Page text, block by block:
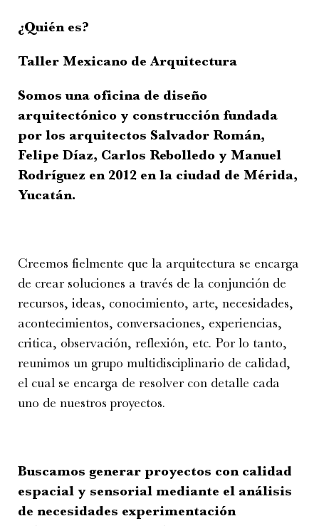
¿Quién es?
Taller Mexicano de Arquitectura
Somos una oficina de diseño
arquitectónico y construcción fundada
por los arquitectos Salvador Román,
Felipe Díaz, Carlos Rebolledo y Manuel
Rodríguez en 2012 en la ciudad de Mérida,
Yucatán.
Creemos fielmente que la arquitectura se encarga
de crear soluciones a través de la conjunción de
recursos, ideas, conocimiento, arte, necesidades,
acontecimientos, conversaciones, experiencias,
critica, observación, reflexión, etc. Por lo tanto,
reunimos un grupo multidisciplinario de calidad,
el cual se encarga de resolver con detalle cada
uno de nuestros proyectos.
Buscamos generar proyectos con calidad
espacial y sensorial mediante el análisis
de necesidades experimentación